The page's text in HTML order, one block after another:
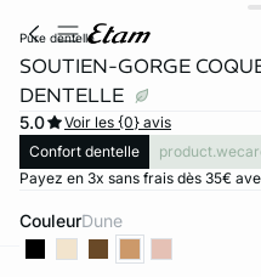
pure dentelle
SOUTIEN-GORGE
DENTELLE
5.0
Voir les {0} avis
Confort dentelle
Payez en 3x sans frais dès 35€
Couleur dune